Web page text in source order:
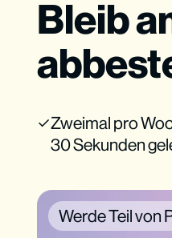
Bleib
Zweimal pro
30 Sekunden
Werde Teil von